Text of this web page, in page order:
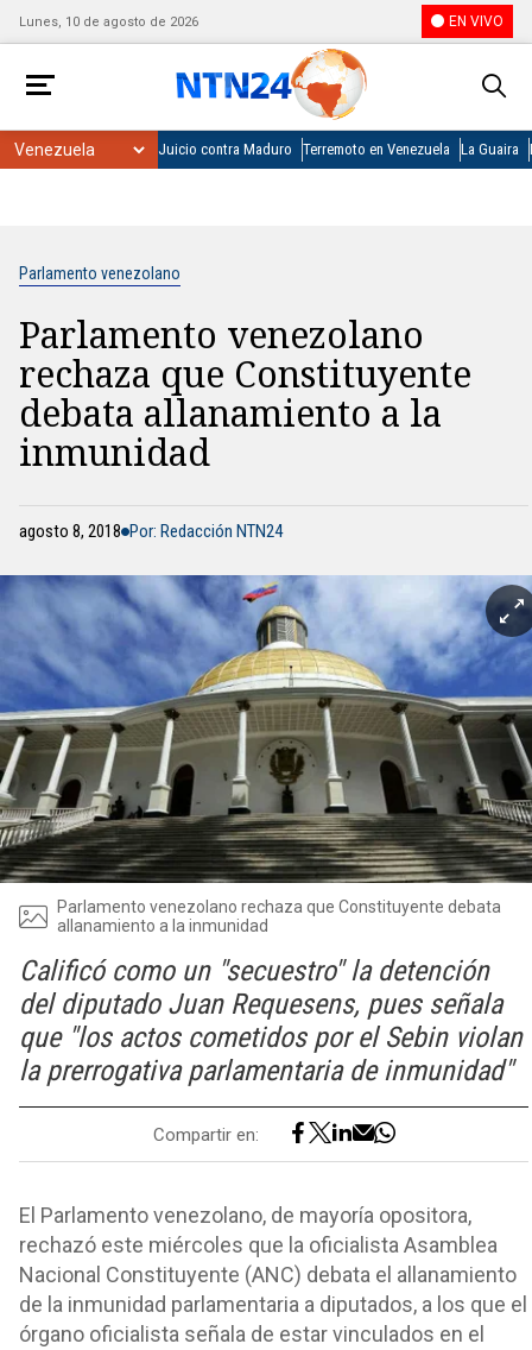
Lunes, 10 de agosto de 2026 EN VIVO
Juicio contra Maduro Terremoto en Venezuela La Guaira
Parlamento venezolano
Parlamento venezolano
rechaza que Constituyente
debata allanamiento a la
inmunidad
agosto 8, 2018 Por: Redacción NTN24
Parlamento venezolano rechaza que Constituyente debata
allanamiento a la inmunidad
Calificó como un "secuestro" la detención
del diputado Juan Requesens, pues señala
que "los actos cometidos por el Sebin violan
la prerrogativa parlamentaria de inmunidad"
Compartir en:
El Parlamento venezolano, de mayoría opositora,
rechazó este miércoles que la oficialista Asamblea
Nacional Constituyente (ANC) debata el allanamiento
de la inmunidad parlamentaria a diputados, a los que el
órgano oficialista señala de estar vinculados en el